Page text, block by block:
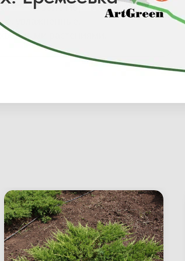
к 5-ой зоне морозостойкости
увлажненные.
растениями.